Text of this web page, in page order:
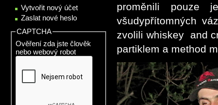
Vytvořit nový účet
Zaslat nové heslo
CAPTCHA
Ověření zda jste člověk
nebo webový robot
proměnili pouze
všudypřítomných
zvolili whiskey and
partiklem a method